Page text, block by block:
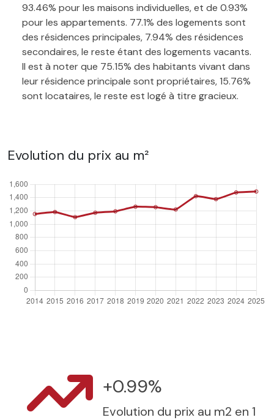
93.46% pour les maisons individuelles, et de 0.93%
pour les appartements. 77.1% des logements sont
des résidences principales, 7.94% des résidences
secondaires, le reste étant des logements vacants.
Il est à noter que 75.15% des habitants vivant dans
leur résidence principale sont propriétaires, 15.76%
sont locataires, le reste est logé à titre gracieux.
Evolution du prix au m²
+0.99%
Evolution du prix au m2 en 1